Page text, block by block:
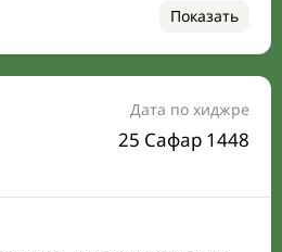
Показать
на сегодня
Дата по хиджре
25 Сафар 1448